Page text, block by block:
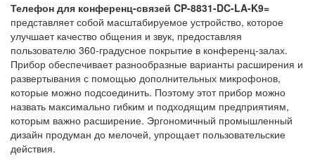
Телефон для конференц-связей CP-8831-DC-LA-K9=
представляет собой масштабируемое устройство, которое
улучшает качество общения и звук, предоставляя
пользователю 360-градусное покрытие в конференц-залах.
Прибор обеспечивает разнообразные варианты расширения и
развертывания с помощью дополнительных микрофонов,
которые можно подсоединить. Поэтому этот прибор можно
назвать максимально гибким и подходящим предприятиям,
которым важно расширение. Эргономичный промышленный
дизайн продуман до мелочей, упрощает пользовательские
действия.